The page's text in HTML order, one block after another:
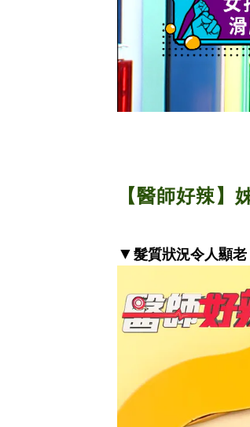
【醫師好辣
▼髮質狀況令人顯